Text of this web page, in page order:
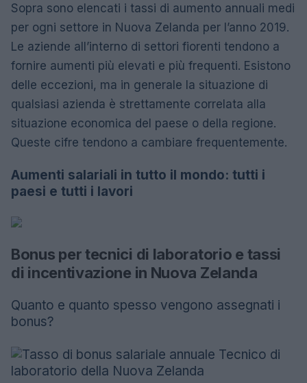
Sopra sono elencati i tassi di aumento annuali medi
per ogni settore in Nuova Zelanda per l’anno 2019.
Le aziende all’interno di settori fiorenti tendono a
fornire aumenti più elevati e più frequenti. Esistono
delle eccezioni, ma in generale la situazione di
qualsiasi azienda è strettamente correlata alla
situazione economica del paese o della regione.
Queste cifre tendono a cambiare frequentemente.
Aumenti salariali in tutto il mondo: tutti i
paesi e tutti i lavori
Bonus per tecnici di laboratorio e tassi
di incentivazione in Nuova Zelanda
Quanto e quanto spesso vengono assegnati i
bonus?